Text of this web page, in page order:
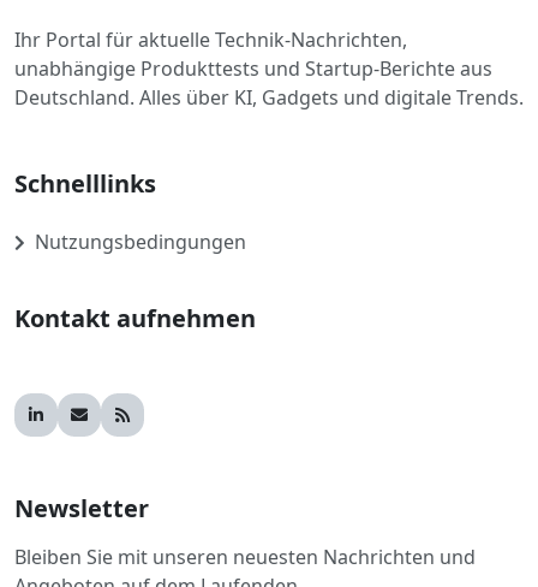
Ihr Portal für aktuelle Technik-Nachrichten,
unabhängige Produkttests und Startup-Berichte aus
Deutschland. Alles über KI, Gadgets und digitale Trends.
Schnelllinks
Nutzungsbedingungen
Kontakt aufnehmen
Newsletter
Bleiben Sie mit unseren neuesten Nachrichten und